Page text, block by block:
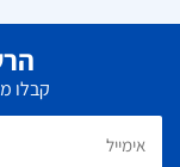
קבלו